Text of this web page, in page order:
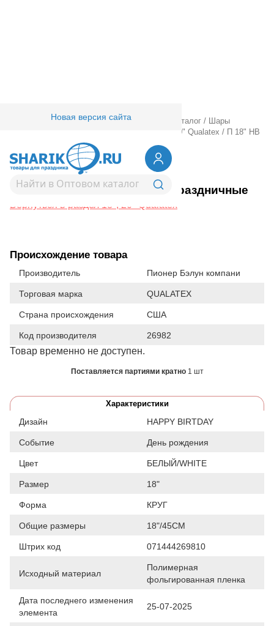
Новая версия сайта
Товары для праздника/ Оптовый каталог /
Шары
18", 20" Qualatex / П 18" HB
Собаки праздничные
1202-3835П 18" HB Собаки праздничные
Вернуться в раздел 18", 20" Qualatex
Происхождение товара
Производитель Пионер Бэлун компани
Торговая марка QUALATEX
Страна происхождения США
Код производителя 26982
Товар временно не доступен.
Поставляется партиями кратно 1 шт
Характеристики
Дизайн HAPPY BIRTDAY
Событие День рождения
Цвет БЕЛЫЙ/WHITE
Размер 18"
Форма КРУГ
Общие размеры 18"/45CM
Штрих код 071444269810
Исходный материал
Полимерная
фольгированная пленка
Дата последнего изменения
элемента
25-07-2025